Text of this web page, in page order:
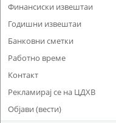
Финансиски извештаи
Годишни извештаи
Банковни сметки
Работно време
Контакт
Рекламирај се на ЦДХВ
Објави (вести)